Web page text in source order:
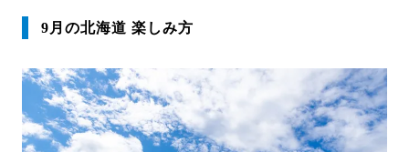
9月の北海道 楽しみ方